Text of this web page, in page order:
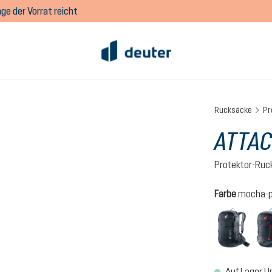
der Vorrat reicht
Rucksäcke
Protektor-
Farbemocha-
black